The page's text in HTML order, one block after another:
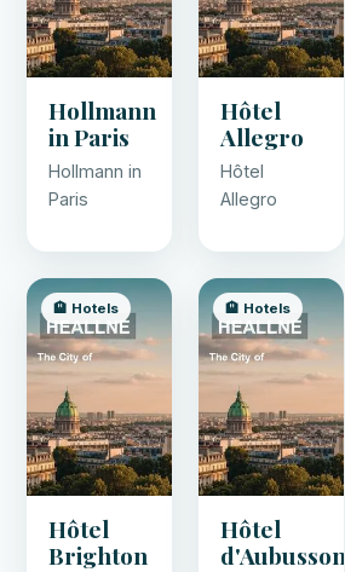
Hollmann
in Paris
Hollmann in
Paris
Hôtel
Allegro
Hôtel
Allegro
🏨 Hotels
Hôtel
Brighton
🏨 Hotels
Hôtel
d'Aubusson